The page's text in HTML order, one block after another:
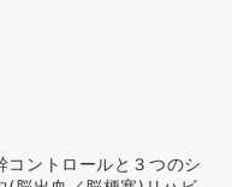
コントロールと３つのシ